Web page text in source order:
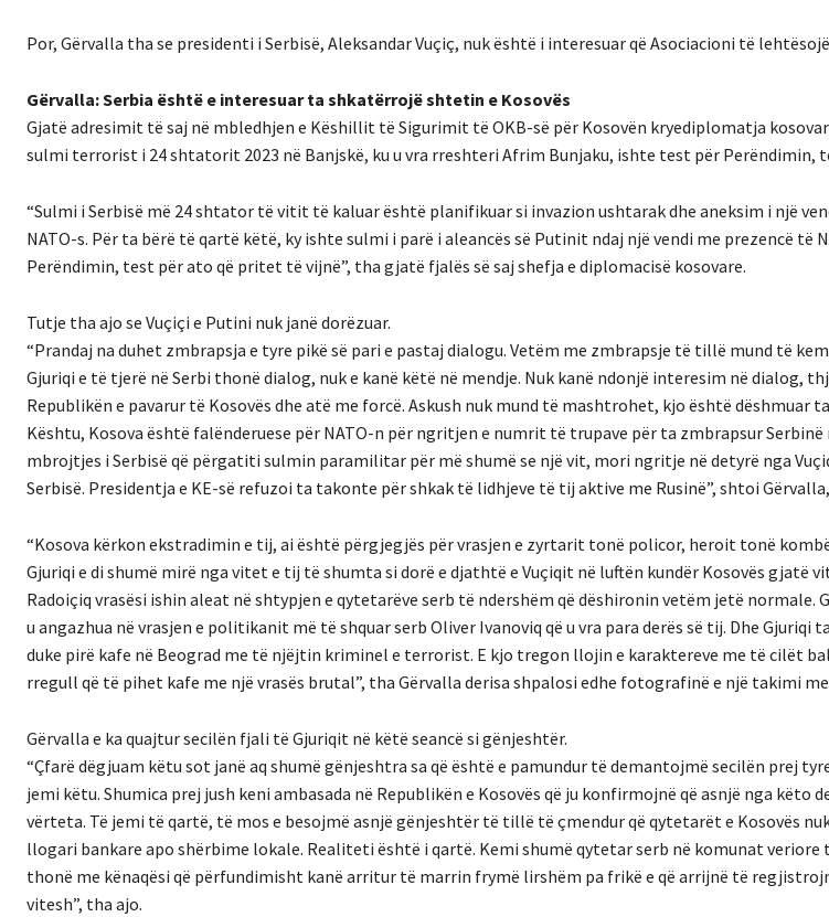
Por, Gërvalla tha se presidenti i Serbisë, Aleksandar Vuçiç, nuk është i interesuar që Asociacioni të
Gërvalla: Serbia është e interesuar ta shkatërrojë shtetin e Kosovës
Gjatë adresimit të saj në mbledhjen e Këshillit të Sigurimit të OKB-së për Kosovën kryediplomatja
sulmi terrorist i 24 shtatorit 2023 në Banjskë, ku u vra rreshteri Afrim Bunjaku, ishte test për Perëndimin,
“Sulmi i Serbisë më 24 shtator të vitit të kaluar është planifikuar si invazion ushtarak dhe aneksim i një
NATO-s. Për ta bërë të qartë këtë, ky ishte sulmi i parë i aleancës së Putinit ndaj një vendi me prezencë të
Perëndimin, test për ato që pritet të vijnë”, tha gjatë fjalës së saj shefja e diplomacisë kosovare.
Tutje tha ajo se Vuçiçi e Putini nuk janë dorëzuar.
“Prandaj na duhet zmbrapsja e tyre pikë së pari e pastaj dialogu. Vetëm me zmbrapsje të tillë mund të
Gjuriqi e të tjerë në Serbi thonë dialog, nuk e kanë këtë në mendje. Nuk kanë ndonjë interesim në dialog,
Republikën e pavarur të Kosovës dhe atë me forcë. Askush nuk mund të mashtrohet, kjo është dëshmuar
Kështu, Kosova është falënderuese për NATO-n për ngritjen e numrit të trupave për ta zmbrapsur
mbrojtjes i Serbisë që përgatiti sulmin paramilitar për më shumë se një vit, mori ngritje në detyrë nga
Serbisë. Presidentja e KE-së refuzoi ta takonte për shkak të lidhjeve të tij aktive me Rusinë”, shtoi
“Kosova kërkon ekstradimin e tij, ai është përgjegjës për vrasjen e zyrtarit tonë policor, heroit tonë
Gjuriqi e di shumë mirë nga vitet e tij të shumta si dorë e djathtë e Vuçiqit në luftën kundër Kosovës gjatë
Radoiçiq vrasësi ishin aleat në shtypjen e qytetarëve serb të ndershëm që dëshironin vetëm jetë normale.
u angazhua në vrasjen e politikanit më të shquar serb Oliver Ivanoviq që u vra para derës së tij. Dhe Gjuriqi
duke pirë kafe në Beograd me të njëjtin kriminel e terrorist. E kjo tregon llojin e karaktereve me të cilët
rregull që të pihet kafe me një vrasës brutal”, tha Gërvalla derisa shpalosi edhe fotografinë e një takimi
Gërvalla e ka quajtur secilën fjali të Gjuriqit në këtë seancë si gënjeshtër.
“Çfarë dëgjuam këtu sot janë aq shumë gënjeshtra sa që është e pamundur të demantojmë secilën prej
jemi këtu. Shumica prej jush keni ambasada në Republikën e Kosovës që ju konfirmojnë që asnjë nga këto
vërteta. Të jemi të qartë, të mos e besojmë asnjë gënjeshtër të tillë të çmendur që qytetarët e Kosovës
llogari bankare apo shërbime lokale. Realiteti është i qartë. Kemi shumë qytetar serb në komunat veriore
thonë me kënaqësi që përfundimisht kanë arritur të marrin frymë lirshëm pa frikë e që arrijnë të
vitesh”, tha ajo.